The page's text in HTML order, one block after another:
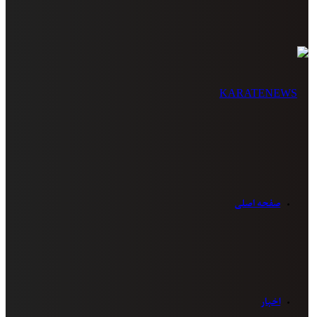
صفحه اصلی
اخبار